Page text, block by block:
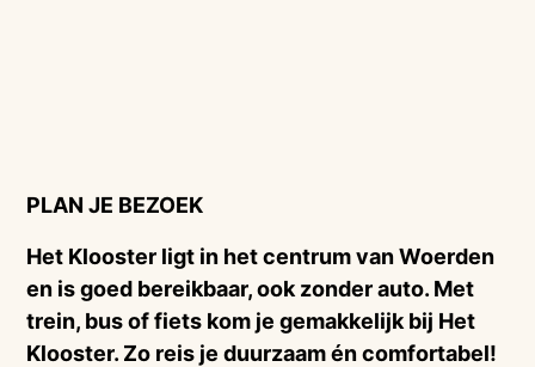
PLAN JE BEZOEK
Het Klooster ligt in het centrum van Woerden
en is goed bereikbaar, ook zonder auto. Met
trein, bus of fiets kom je gemakkelijk bij Het
Klooster. Zo reis je duurzaam én comfortabel!